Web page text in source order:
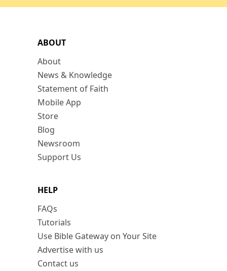
ABOUT
About
News & Knowledge
Statement of Faith
Mobile App
Store
Blog
Newsroom
Support Us
HELP
FAQs
Tutorials
Use Bible Gateway on Your Site
Advertise with us
Contact us